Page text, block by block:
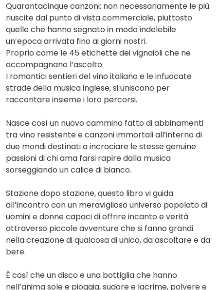
Quarantacinque canzoni: non necessariamente le più
riuscite dal punto di vista commerciale, piuttosto
quelle che hanno segnato in modo indelebile
un’epoca arrivata fino ai giorni nostri.
Proprio come le 45 etichette dei vignaioli che ne
accompagnano l’ascolto.
I romantici sentieri del vino italiano e le infuocate
strade della musica inglese, si uniscono per
raccontare insieme i loro percorsi.
Nasce così un nuovo cammino fatto di abbinamenti
tra vino resistente e canzoni immortali all’interno di
due mondi destinati a incrociare le stesse genuine
passioni di chi ama farsi rapire dalla musica
sorseggiando un calice di bianco.
Stazione dopo stazione, questo libro vi guida
all’incontro con un meraviglioso universo popolato di
uomini e donne capaci di offrire incanto e verità
attraverso piccole avventure che si fanno grandi
nella creazione di qualcosa di unico, da ascoltare e da
bere.
È così che un disco e una bottiglia che hanno
nell’anima sole e pioggia, sudore e lacrime, polvere e